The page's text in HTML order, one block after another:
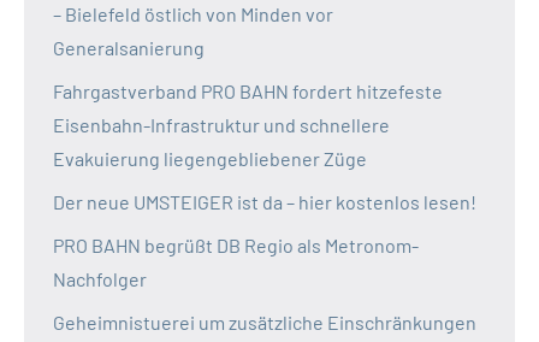
– Bielefeld östlich von Minden vor
Generalsanierung
Fahrgastverband PRO BAHN fordert hitzefeste
Eisenbahn-Infrastruktur und schnellere
Evakuierung liegengebliebener Züge
Der neue UMSTEIGER ist da – hier kostenlos lesen!
PRO BAHN begrüßt DB Regio als Metronom-
Nachfolger
Geheimnistuerei um zusätzliche Einschränkungen